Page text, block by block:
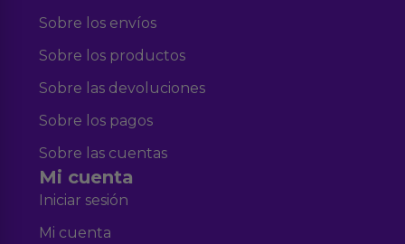
Sobre los envíos
Sobre los productos
Sobre las devoluciones
Sobre los pagos
Sobre las cuentas
Mi cuenta
Iniciar sesión
Mi cuenta